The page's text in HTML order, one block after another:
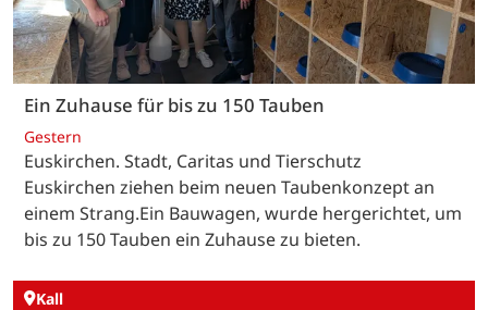
Ein Zuhause für bis zu 150 Tauben
Gestern
Euskirchen. Stadt, Caritas und Tierschutz
Euskirchen ziehen beim neuen Taubenkonzept an
einem Strang.Ein Bauwagen, wurde hergerichtet, um
bis zu 150 Tauben ein Zuhause zu bieten.
Kall